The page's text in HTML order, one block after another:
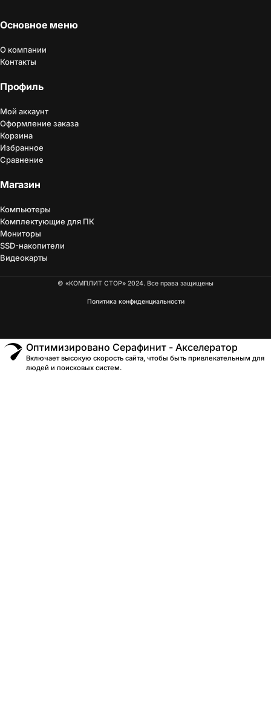
Основное меню
О компании
Контакты
Профиль
Мой аккаунт
Оформление заказа
Корзина
Избранное
Сравнение
Магазин
Компьютеры
Комплектующие для ПК
Мониторы
SSD-накопители
Видеокарты
© «КОМПЛИТ СТОР» 2024. Все права защищены
Политика конфиденциальности
Оптимизировано Серафинит - Акселератор
Включает высокую скорость сайта, чтобы быть привлекательным для
людей и поисковых систем.